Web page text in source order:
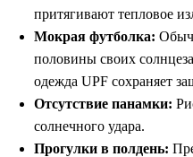
притягивают тепловое
Мокрая футболка:
половины своих
одежда UPF сохраняет
Отсутствие панамки:
солнечного удара.
Прогулки в полдень: